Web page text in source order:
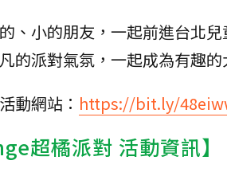
、小的朋友，一起前進台北
的派對氣氛，一起成為有趣的
動網站： https://bit.ly/
超橘派對 活動資訊】